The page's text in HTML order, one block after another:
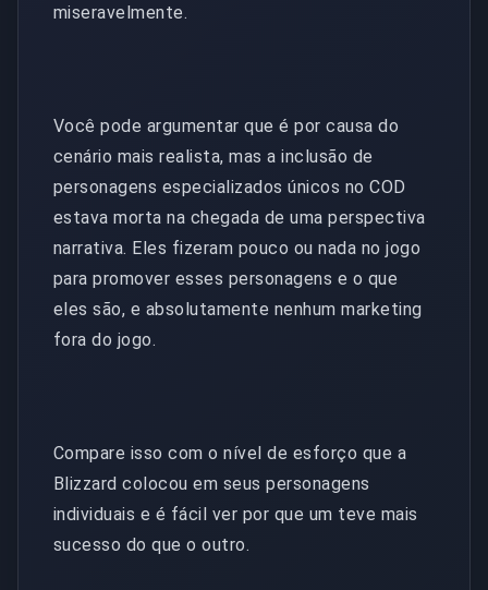
miseravelmente.
Você pode argumentar que é por causa do
cenário mais realista, mas a inclusão de
personagens especializados únicos no COD
estava morta na chegada de uma perspectiva
narrativa. Eles fizeram pouco ou nada no jogo
para promover esses personagens e o que
eles são, e absolutamente nenhum marketing
fora do jogo.
Compare isso com o nível de esforço que a
Blizzard colocou em seus personagens
individuais e é fácil ver por que um teve mais
sucesso do que o outro.